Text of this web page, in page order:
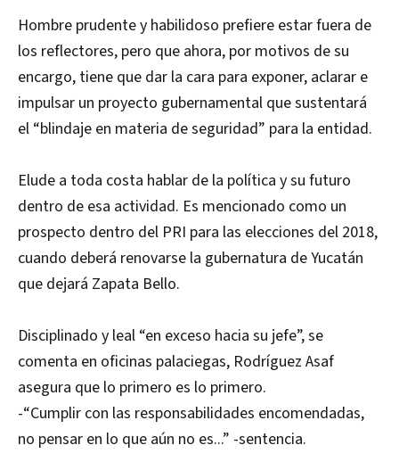
Hombre prudente y habilidoso prefiere estar fuera de
los reflectores, pero que ahora, por motivos de su
encargo, tiene que dar la cara para exponer, aclarar e
impulsar un proyecto gubernamental que sustentará
el “blindaje en materia de seguridad” para la entidad.
Elude a toda costa hablar de la política y su futuro
dentro de esa actividad. Es mencionado como un
prospecto dentro del PRI para las elecciones del 2018,
cuando deberá renovarse la gubernatura de Yucatán
que dejará Zapata Bello.
Disciplinado y leal “en exceso hacia su jefe”, se
comenta en oficinas palaciegas, Rodríguez Asaf
asegura que lo primero es lo primero.
-“Cumplir con las responsabilidades encomendadas,
no pensar en lo que aún no es...” -sentencia.